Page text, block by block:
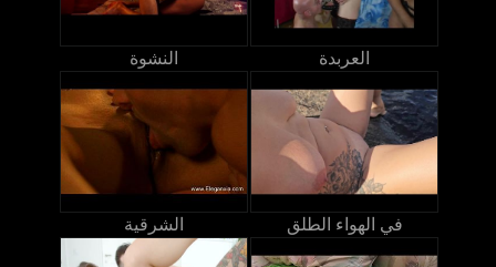
النشوة العربدة
الشرقية في الهواء الطلق